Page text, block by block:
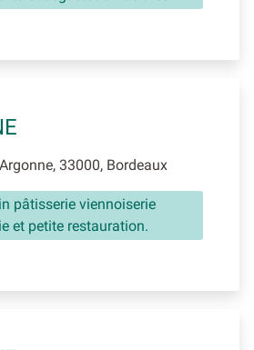
33000, Bordeaux
pâtisserie viennoiserie
et petite restauration.